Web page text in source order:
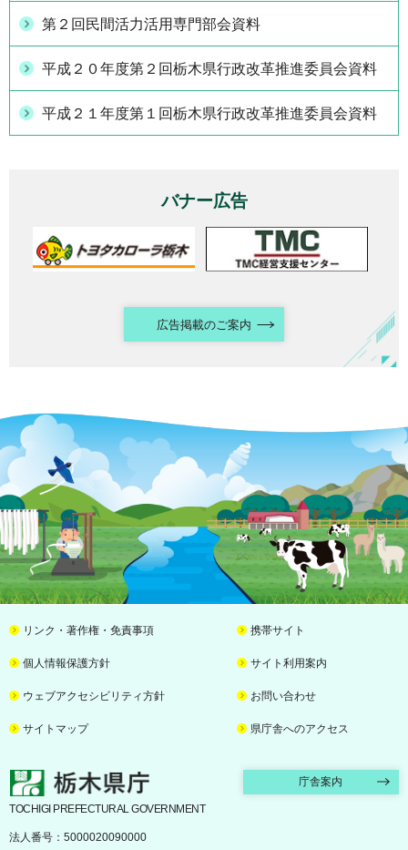
第２回民間活力活用専門部会資料
平成２０年度第２回栃木県行政改革推進委員会資料
平成２１年度第１回栃木県行政改革推進委員会資料
バナー広告
広告掲載のご案内
リンク・著作権・免責事項 携帯サイト
個人情報保護方針 サイト利用案内
ウェブアクセシビリティ方針 お問い合わせ
サイトマップ 県庁舎へのアクセス
栃木県庁 庁舎案内
TOCHIGI PREFECTURAL GOVERNMENT
法人番号：5000020090000